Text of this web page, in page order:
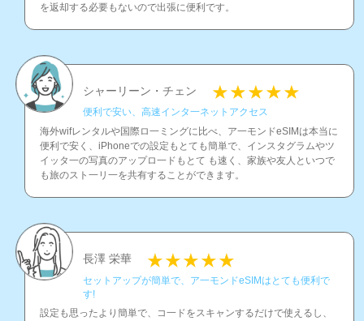
を返却する必要もないので出張に便利です。
シャーリーン・チェン
便利で安い、高速インタ一ネットアクセス
海外wifレンタルや国際ロ一ミングに比べ、ア一モンドeSIMは本当に
便利で安く、iPhoneでの設定もとても簡単で、インスタグラムやツ
イッタ一の写真のアップロ一ドもとて も速く、家族や友人といつで
も旅のスト一リ一を共有することができます。
長澤 栄華
セットアップが簡単で、ア一モンドeSIMはとても便利で
す!
設定も思ったより簡単で、コ一ドをスキャンするだけで使えるし、